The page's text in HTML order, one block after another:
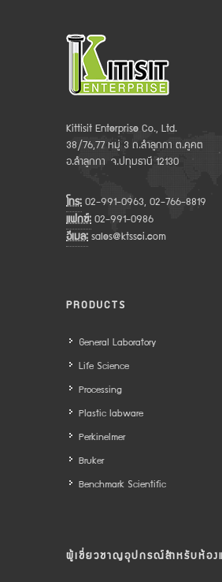
Kittisit Enterprise Co., Ltd.
38/76,77 หมู่ 3 ถ.ลำลูกกา ต.คูคต
อ.ลำลูกกา จ.ปทุมธานี 12130
โทร:02-991-0963, 02-766-8819
แฟกซ์:02-991-0986
อีเมล:sales@ktssci.com
PRODUCTS
General Laboratory
Life Science
Processing
Plastic labware
Perkinelmer
Bruker
Benchmark Scientific
ผู้เชี่ยวชาญอุปกรณ์สำหรับห้อง